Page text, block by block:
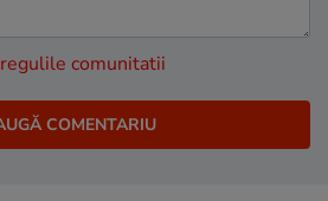
regulile comunitatii